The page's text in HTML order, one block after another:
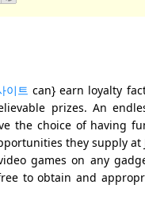
이트 can} earn loyalty
prizes. An
the choice of having
they supply at
games on any
to obtain and